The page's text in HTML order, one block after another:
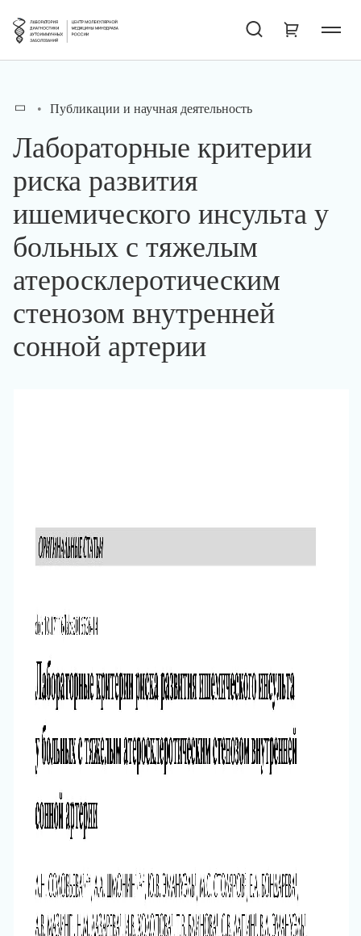
Публикации и научная деятельность
Лабораторные критерии
риска развития
ишемического инсульта у
больных с тяжелым
атеросклеротическим
стенозом внутренней
сонной артерии